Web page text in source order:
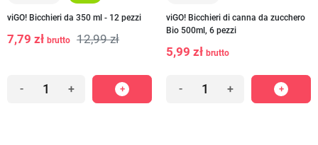
viGO! Bicchieri da 350 ml - 12 pezzi
7,79 zł brutto 12,99 zł
- +
viGO! Bicchieri di canna da zucchero
Bio 500ml, 6 pezzi
5,99 zł brutto
- +